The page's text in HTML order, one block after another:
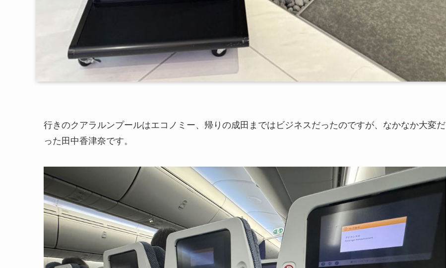
行きのクアラルンプールはエコノミー、帰りの成田まではビジネスだったのですが、なかなか大変だ
った田中香津奈です。